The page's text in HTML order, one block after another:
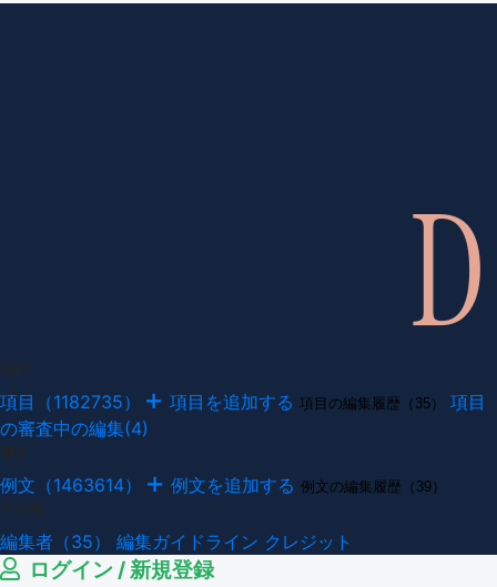
項目（1182735） 項目を追加する 項目の編集履歴（35）
項目
の審査中の編集(4)
例文（1463614） 例文を追加する 例文の編集履歴（39）
編集者（35） 編集ガイドライン クレジット
ログイン / 新規登録